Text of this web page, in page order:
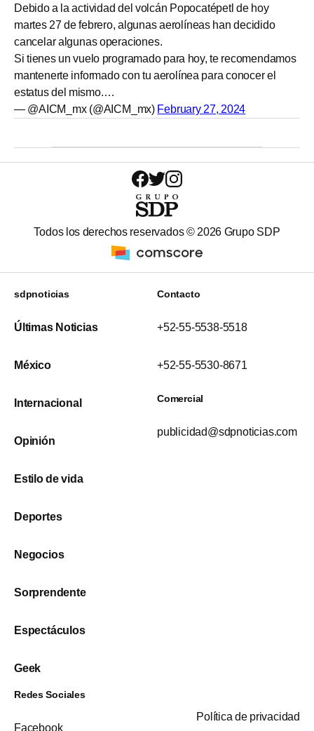
Debido a la actividad del volcán Popocatépetl de hoy
martes 27 de febrero, algunas aerolíneas han decidido
cancelar algunas operaciones.
Si tienes un vuelo programado para hoy, te recomendamos
mantenerte informado con tu aerolínea para conocer el
estatus del mismo.…
— @AICM_mx (@AICM_mx) February 27, 2024
Todos los derechos reservados © 2026 Grupo SDP
sdpnoticias
Últimas Noticias
México
Internacional
Opinión
Estilo de vida
Deportes
Negocios
Sorprendente
Espectáculos
Geek
Contacto
+52-55-5538-5518
+52-55-5530-8671
Comercial
publicidad@sdpnoticias.com
Redes Sociales
Facebook
Política de privacidad